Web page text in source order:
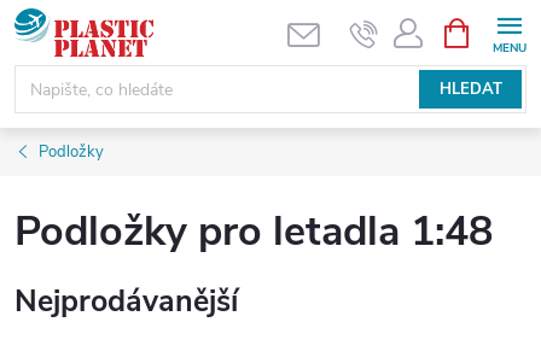
Přejít
na
obsah
HLEDAT
NÁKUPNÍ
KOŠÍK
Podložky
Podložky pro letadla 1:48
Nejprodávanější